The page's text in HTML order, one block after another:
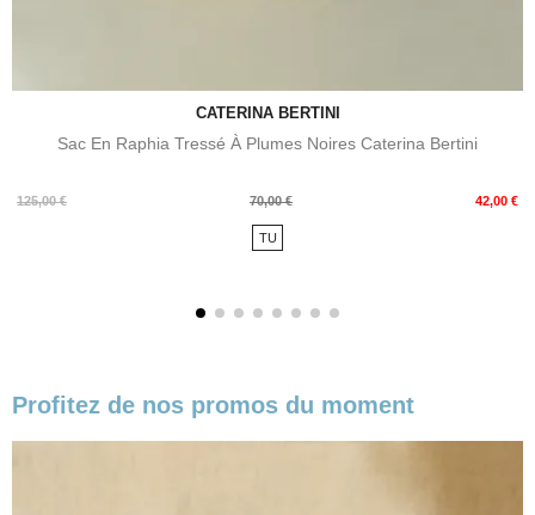
CATERINA BERTINI
Sac En Raphia Tressé À Plumes Noires Caterina Bertini
125,00 €
Prix
70,00 € 42,00 €
Prix
TU
Profitez de nos promos du moment